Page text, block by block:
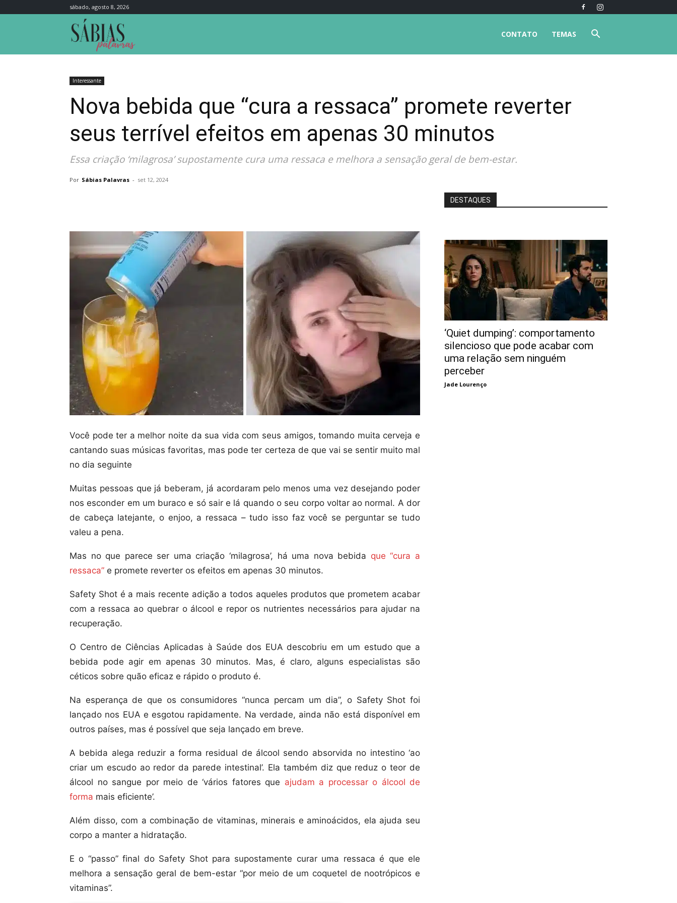
sábado, agosto 8, 2026
TEMAS
CONTATO
Interessante
Nova bebida que “cura a ressaca” promete reverter
seus terrível efeitos em apenas 30 minutos
Essa criação ‘milagrosa’ supostamente cura uma ressaca e melhora a sensação geral de bem-estar.
Por Sábias Palavras - set 12, 2024
Você pode ter a melhor noite da sua vida com seus amigos, tomando muita cerveja e
cantando suas músicas favoritas, mas pode ter certeza de que vai se sentir muito mal
no dia seguinte
Muitas pessoas que já beberam, já acordaram pelo menos uma vez desejando poder
nos esconder em um buraco e só sair e lá quando o seu corpo voltar ao normal. A dor
de cabeça latejante, o enjoo, a ressaca – tudo isso faz você se perguntar se tudo
valeu a pena.
Mas no que parece ser uma criação ‘milagrosa’, há uma nova bebida que “cura a
ressaca” e promete reverter os efeitos em apenas 30 minutos.
Safety Shot é a mais recente adição a todos aqueles produtos que prometem acabar
com a ressaca ao quebrar o álcool e repor os nutrientes necessários para ajudar na
recuperação.
O Centro de Ciências Aplicadas à Saúde dos EUA descobriu em um estudo que a
bebida pode agir em apenas 30 minutos. Mas, é claro, alguns especialistas são
céticos sobre quão eficaz e rápido o produto é.
Na esperança de que os consumidores “nunca percam um dia”, o Safety Shot foi
lançado nos EUA e esgotou rapidamente. Na verdade, ainda não está disponível em
outros países, mas é possível que seja lançado em breve.
A bebida alega reduzir a forma residual de álcool sendo absorvida no intestino ‘ao
criar um escudo ao redor da parede intestinal’. Ela também diz que reduz o teor de
álcool no sangue por meio de ‘vários fatores que ajudam a processar o álcool de
forma mais eficiente’.
Além disso, com a combinação de vitaminas, minerais e aminoácidos, ela ajuda seu
corpo a manter a hidratação.
E o “passo” final do Safety Shot para supostamente curar uma ressaca é que ele
melhora a sensação geral de bem-estar “por meio de um coquetel de nootrópicos e
vitaminas”.
DESTAQUES
‘Quiet dumping’: comportamento
silencioso que pode acabar com
uma relação sem ninguém
perceber
Jade Lourenço